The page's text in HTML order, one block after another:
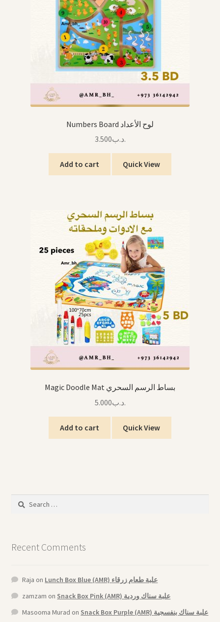
Numbers Board لوح الأعداد
.د.ب3.500
Add to cart Quick View
Magic Doodle Mat بساط الرسم السحري
.د.ب5.000
Add to cart Quick View
Search
Recent Comments
Raja on
Lunch Box Blue (AMR) علبة طعام زرقاء
zamzam on
Snack Box Pink (AMR) علبة سناك وردية
Masooma Murad on Snack Box Purple (AMR) علبة سناك بنفسجية